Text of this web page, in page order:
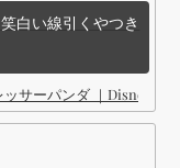
白い線引くやつき
ッサーパンダ ｜Disney (